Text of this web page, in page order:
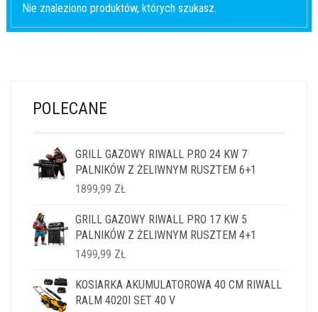
Nie znaleziono produktów, których szukasz.
POLECANE
GRILL GAZOWY RIWALL PRO 24 KW 7
PALNIKÓW Z ŻELIWNYM RUSZTEM 6+1
1899,99 ZŁ
GRILL GAZOWY RIWALL PRO 17 KW 5
PALNIKÓW Z ŻELIWNYM RUSZTEM 4+1
1499,99 ZŁ
KOSIARKA AKUMULATOROWA 40 CM RIWALL
RALM 4020I SET 40 V